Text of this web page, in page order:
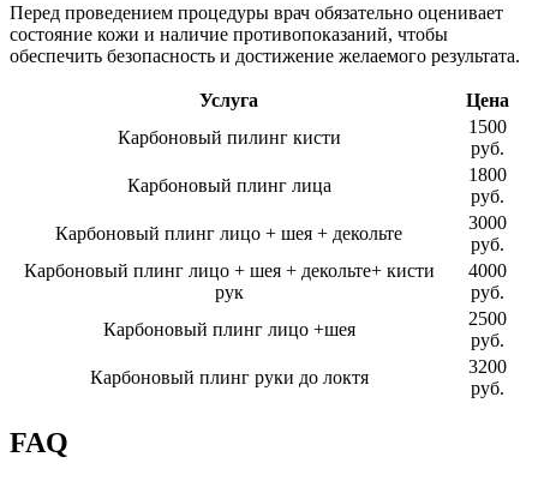
Перед проведением процедуры врач обязательно оценивает
состояние кожи и наличие противопоказаний, чтобы
обеспечить безопасность и достижение желаемого результата.
Услуга
Цена
Карбоновый пилинг кисти
1500
руб.
Карбоновый плинг лица
1800
руб.
Карбоновый плинг лицо + шея + декольте
3000
руб.
Карбоновый плинг лицо + шея + декольте+ кисти
рук
4000
руб.
Карбоновый плинг лицо +шея
2500
руб.
Карбоновый плинг руки до локтя
3200
руб.
FAQ